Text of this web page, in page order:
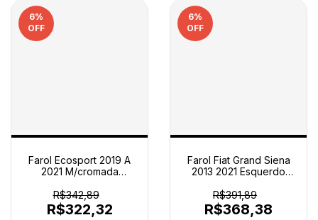
6%
OFF
Farol Ecosport 2019 A
2021 M/cromada
Esquerdo/motorista
R$342,89
R$322,32
6%
OFF
Farol Fiat Grand Siena
2013 2021 Esquerdo
Esquerdo/motorista
R$391,89
R$368,38